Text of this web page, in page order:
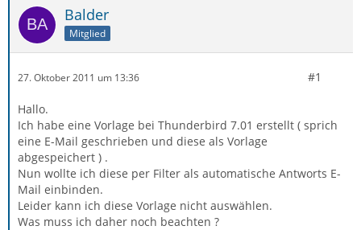
Balder
Mitglied
27. Oktober 2011 um 13:36 #1
Hallo.
Ich habe eine Vorlage bei Thunderbird 7.01 erstellt ( sprich
eine E-Mail geschrieben und diese als Vorlage
abgespeichert ) .
Nun wollte ich diese per Filter als automatische Antworts E-
Mail einbinden.
Leider kann ich diese Vorlage nicht auswählen.
Was muss ich daher noch beachten ?